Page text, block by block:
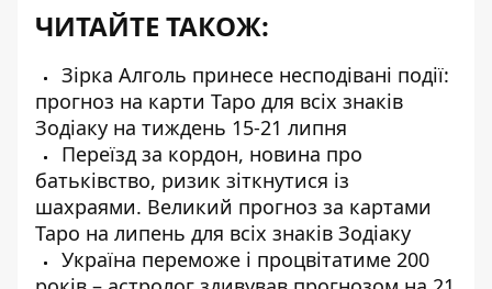
ЧИТАЙТЕ ТАКОЖ:
Зірка Алголь принесе несподівані події:
прогноз на карти Таро для всіх знаків
Зодіаку на тиждень 15-21 липня
Переїзд за кордон, новина про
батьківство, ризик зіткнутися із
шахраями. Великий прогноз за картами
Таро на липень для всіх знаків Зодіаку
Україна переможе і процвітатиме 200